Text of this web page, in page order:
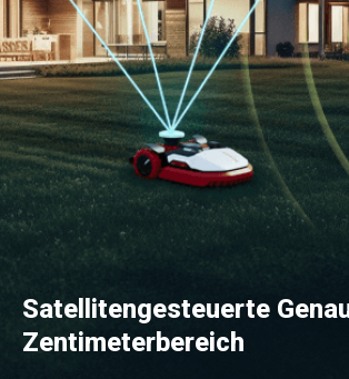
Satellitengesteuerte
Zentimeterbereich